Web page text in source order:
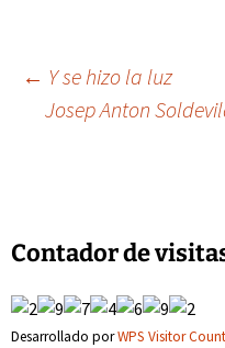
entradas
← Y se hizo la luz
Josep Anton
Contador de
Desarrollado porWPS Visitor